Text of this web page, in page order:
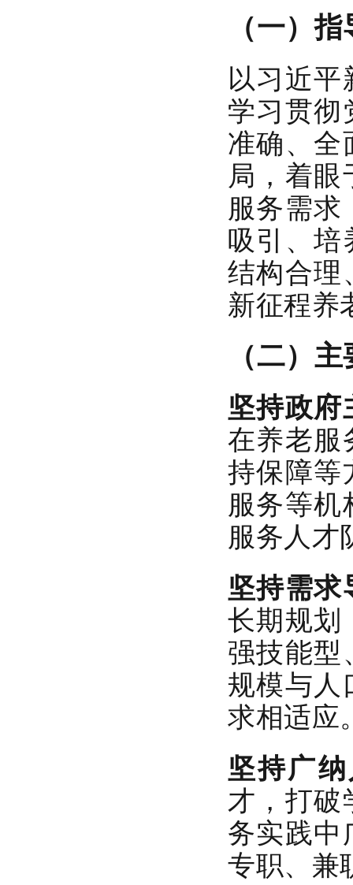
（一）
以习近
学习贯彻
准确、全
局，着
服务需
吸引、培
结构合理
新征程养
（二）
坚持政
在养老服
持保障等
服务等
服务人才
坚持需
长期规划
强技能型
规模与人
求相适应
坚持广
才，打破
务实践中
专职、兼